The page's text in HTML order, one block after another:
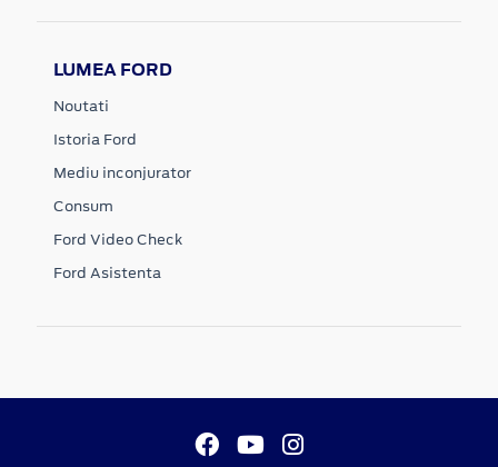
LUMEA FORD
Noutati
Istoria Ford
Mediu inconjurator
Consum
Ford Video Check
Ford Asistenta